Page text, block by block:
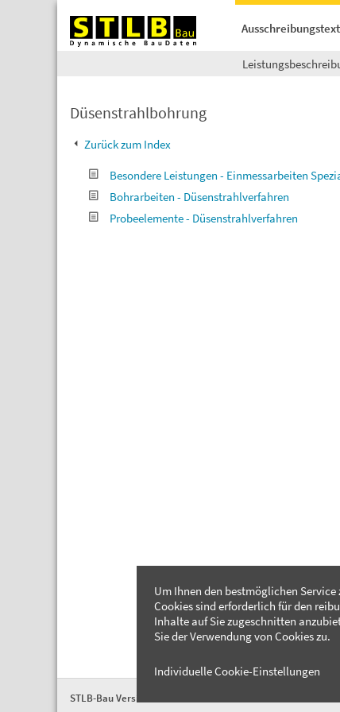
Düsenstrahlbohrung
Zurück zum Index
Besondere Leistungen - Einmessarbeiten
Bohrarbeiten - Düsenstrahlverfahren
Probeelemente - Düsenstrahlverfahren
STLB-Bau Version 2026-04
Um Ihnen den bestmöglichen
Cookies sind erforderlich für den
Inhalte auf Sie zugeschnitten
Sie der Verwendung von Cookies zu.
Individuelle Cookie-Einstellungen